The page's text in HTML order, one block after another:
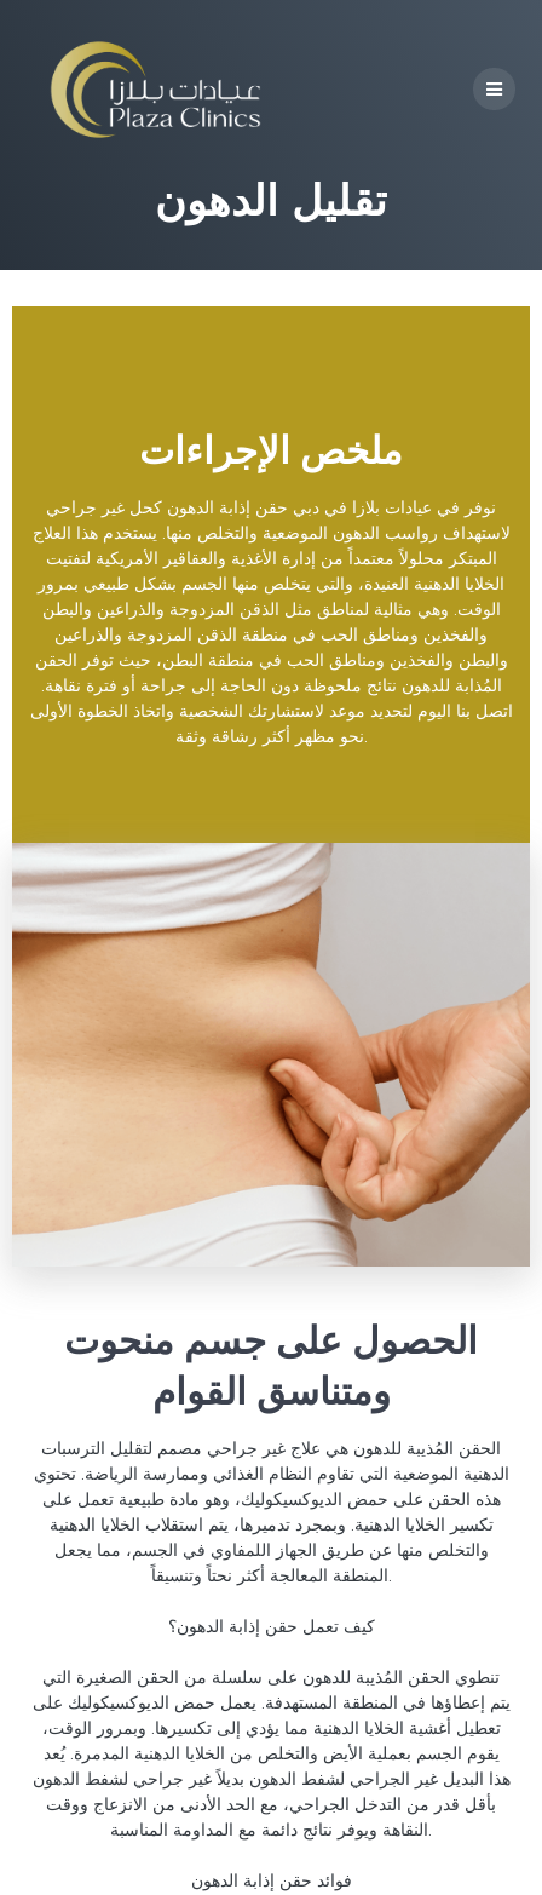
تقليل الدهون
ملخص الإجراءات
نوفر في عيادات بلازا في دبي حقن إذابة الدهون كحل غير جراحي
لاستهداف رواسب الدهون الموضعية والتخلص منها. يستخدم هذا العلاج
المبتكر محلولاً معتمداً من إدارة الأغذية والعقاقير الأمريكية لتفتيت
الخلايا الدهنية العنيدة، والتي يتخلص منها الجسم بشكل طبيعي بمرور
الوقت. وهي مثالية لمناطق مثل الذقن المزدوجة والذراعين والبطن
والفخذين ومناطق الحب في منطقة الذقن المزدوجة والذراعين
والبطن والفخذين ومناطق الحب في منطقة البطن، حيث توفر الحقن
المُذابة للدهون نتائج ملحوظة دون الحاجة إلى جراحة أو فترة نقاهة.
اتصل بنا اليوم لتحديد موعد لاستشارتك الشخصية واتخاذ الخطوة الأولى
نحو مظهر أكثر رشاقة وثقة.
الحصول على جسم منحوت
ومتناسق القوام
الحقن المُذيبة للدهون هي علاج غير جراحي مصمم لتقليل الترسبات
الدهنية الموضعية التي تقاوم النظام الغذائي وممارسة الرياضة. تحتوي
هذه الحقن على حمض الديوكسيكوليك، وهو مادة طبيعية تعمل على
تكسير الخلايا الدهنية. وبمجرد تدميرها، يتم استقلاب الخلايا الدهنية
والتخلص منها عن طريق الجهاز اللمفاوي في الجسم، مما يجعل
المنطقة المعالجة أكثر نحتاً وتنسيقاً.
كيف تعمل حقن إذابة الدهون؟
تنطوي الحقن المُذيبة للدهون على سلسلة من الحقن الصغيرة التي
يتم إعطاؤها في المنطقة المستهدفة. يعمل حمض الديوكسيكوليك على
تعطيل أغشية الخلايا الدهنية مما يؤدي إلى تكسيرها. وبمرور الوقت،
يقوم الجسم بعملية الأيض والتخلص من الخلايا الدهنية المدمرة. يُعد
هذا البديل غير الجراحي لشفط الدهون بديلاً غير جراحي لشفط الدهون
بأقل قدر من التدخل الجراحي، مع الحد الأدنى من الانزعاج ووقت
النقاهة ويوفر نتائج دائمة مع المداومة المناسبة.
فوائد حقن إذابة الدهون